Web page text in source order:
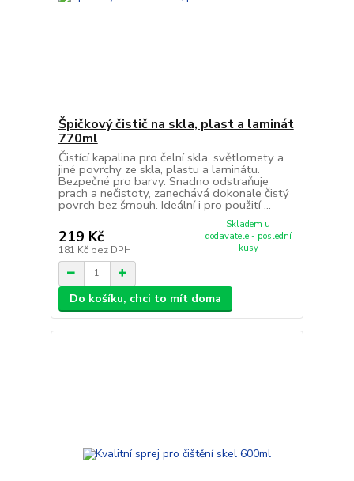
Špičkový čistič na skla, plast a laminát
770ml
Čistící kapalina pro čelní skla, světlomety a
jiné povrchy ze skla, plastu a laminátu.
Bezpečné pro barvy. Snadno odstraňuje
prach a nečistoty, zanechává dokonale čistý
povrch bez šmouh. Ideální i pro použití ...
219 Kč
181 Kč bez DPH
Skladem u
dodavatele - poslední
kusy
Do košíku, chci to mít doma